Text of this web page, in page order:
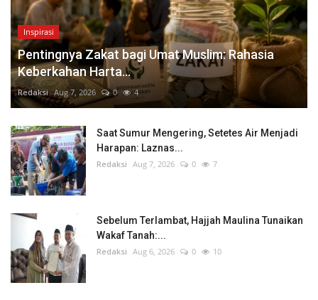
Inspirasi
Pentingnya Zakat bagi Umat Muslim: Rahasia
Keberkahan Harta...
Redaksi Aug 7, 2026 0 4
Saat Sumur Mengering, Setetes Air Menjadi
Harapan: Laznas...
Redaksi Aug 7, 2026 0 7
Sebelum Terlambat, Hajjah Maulina Tunaikan
Wakaf Tanah:...
Redaksi Aug 6, 2026 0 10